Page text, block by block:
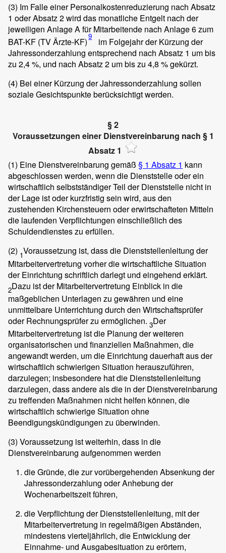
(3) Im Falle einer Personalkostenreduzierung nach Absatz
1 oder Absatz 2 wird das monatliche Entgelt nach der
jeweiligen Anlage A für Mitarbeitende nach Anlage 6 zum
BAT-KF (TV Ärzte-KF)9
im Folgejahr der Kürzung der
Jahressonderzahlung entsprechend nach Absatz 1 um bis
zu 2,4 %, und nach Absatz 2 um bis zu 4,8 % gekürzt.
(4) Bei einer Kürzung der Jahressonderzahlung sollen
soziale Gesichtspunkte berücksichtigt werden.
§ 2
Voraussetzungen einer Dienstvereinbarung nach § 1
Absatz 1
(1) Eine Dienstvereinbarung gemäß § 1 Absatz 1 kann
abgeschlossen werden, wenn die Dienststelle oder ein
wirtschaftlich selbstständiger Teil der Dienststelle nicht in
der Lage ist oder kurzfristig sein wird, aus den
zustehenden Kirchensteuern oder erwirtschafteten Mitteln
die laufenden Verpflichtungen einschließlich des
Schuldendienstes zu erfüllen.
(2) 1Voraussetzung ist, dass die Dienststellenleitung der
Mitarbeitervertretung vorher die wirtschaftliche Situation
der Einrichtung schriftlich darlegt und eingehend erklärt.
2Dazu ist der Mitarbeitervertretung Einblick in die
maßgeblichen Unterlagen zu gewähren und eine
unmittelbare Unterrichtung durch den Wirtschaftsprüfer
oder Rechnungsprüfer zu ermöglichen. 3Der
Mitarbeitervertretung ist die Planung der weiteren
organisatorischen und finanziellen Maßnahmen, die
angewandt werden, um die Einrichtung dauerhaft aus der
wirtschaftlich schwierigen Situation herauszuführen,
darzulegen; insbesondere hat die Dienststellenleitung
darzulegen, dass andere als die in der Dienstvereinbarung
zu treffenden Maßnahmen nicht helfen können, die
wirtschaftlich schwierige Situation ohne
Beendigungskündigungen zu überwinden.
(3) Voraussetzung ist weiterhin, dass in die
Dienstvereinbarung aufgenommen werden
die Gründe, die zur vorübergehenden Absenkung der
Jahressonderzahlung oder Anhebung der
Wochenarbeitszeit führen,
die Verpflichtung der Dienststellenleitung, mit der
Mitarbeitervertretung in regelmäßigen Abständen,
mindestens vierteljährlich, die Entwicklung der
Einnahme- und Ausgabesituation zu erörtern,